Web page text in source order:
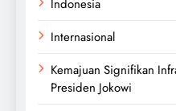
Indonesia
Internasional
Kemajuan Signifikan
Presiden Jokowi